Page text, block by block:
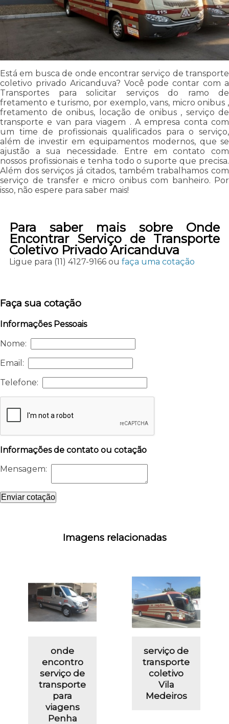
Está em busca de onde encontrar serviço de transporte
coletivo privado Aricanduva? Você pode contar com a
Transportes para solicitar serviços do ramo de
fretamento e turismo, por exemplo, vans, micro onibus ,
fretamento de onibus, locação de onibus , serviço de
transporte e van para viagem . A empresa conta com
um time de profissionais qualificados para o serviço,
além de investir em equipamentos modernos, que se
ajustão a sua necessidade. Entre em contato com
nossos profissionais e tenha todo o suporte que precisa.
Além dos serviços já citados, também trabalhamos com
serviço de transfer e micro onibus com banheiro. Por
isso, não espere para saber mais!
Para saber mais sobre Onde
Encontrar Serviço de Transporte
Coletivo Privado Aricanduva
Ligue para (11) 4127-9166ou faça uma cotação
Faça sua cotação
Informações Pessoais
Nome:
Email:
Telefone:
Informações de contato ou cotação
Mensagem:
Enviar cotação
Imagens relacionadas
onde
encontro
serviço de
transporte
para
viagens
Penha
serviço de
transporte
coletivo
Vila
Medeiros